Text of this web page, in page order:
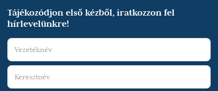
Tájékozódjon első kézből, iratkozzon fel
hírlevelünkre!